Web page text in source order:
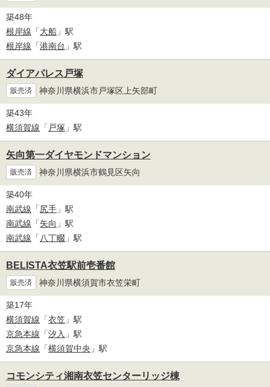
築48年
根岸線 「大船 」駅
根岸線 「港南台 」駅
ダイアパレス戸塚
販売済 神奈川県横浜市戸塚区上矢部町
築43年
横須賀線 「 戸塚 」駅
矢向第一ダイヤモンドマンション
販売済 神奈川県横浜市鶴見区矢向
築40年
南武線 「尻手 」駅
南武線 「矢向 」駅
南武線 「 八丁畷 」駅
BELISTA衣笠駅前壱番館
販売済 神奈川県横須賀市衣笠栄町
築17年
横須賀線 「衣笠 」駅
京急本線 「汐入 」駅
京急本線 「横須賀中央 」駅
コモンシティ湘南衣笠センターリッジ棟